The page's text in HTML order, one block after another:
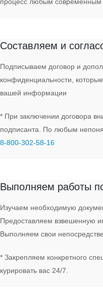
процесс любым современным
Составляем и
Подписываем договор и
конфиденциальности,
вашей информации
* При заключении договора
подписанта. По любым
8‑800‑302‑58‑16
Выполняем работы
Изучаем необходимую
Предоставляем взвешенную
Выполняем свои
* Закрепляем конкретного
курировать вас 24/7.